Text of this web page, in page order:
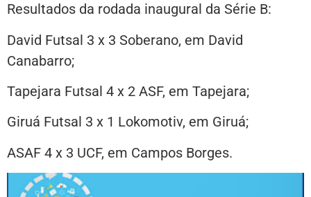
Resultados da rodada inaugural da Série B:
David Futsal 3 x 3 Soberano, em David
Canabarro;
Tapejara Futsal 4 x 2 ASF, em Tapejara;
Giruá Futsal 3 x 1 Lokomotiv, em Giruá;
ASAF 4 x 3 UCF, em Campos Borges.